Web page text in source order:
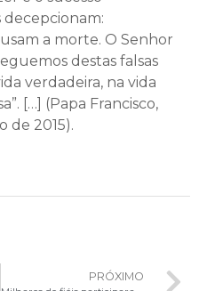
decepcionam:
a morte. O Senhor
destas falsas
verdadeira, na vida
[…] (Papa Francisco,
de 2015).
PRÓXIMO